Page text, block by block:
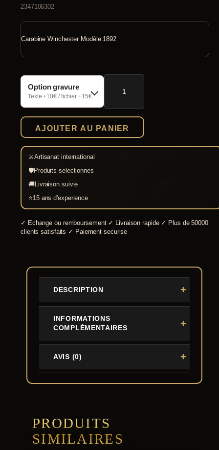
2347106302
Carabine Winchester Modèle 1892
Option gravure
Texte +10€ / fichier +15€
quantité
Carabine
Winchester
AJOUTER AU PANIER
⚔Artisanat international
🛡Produits selectionnes
🚚Livraison suivie
⭐15 ans d'experience
✓ Echange ou remboursement ✓ Livraison rapide ✓ Plus de 50000
clients satisfaits ✓ Paiement securise
DESCRIPTION
INFORMATIONS
COMPLÉMENTAIRES
AVIS (0)
PRODUITS
SIMILAIRES